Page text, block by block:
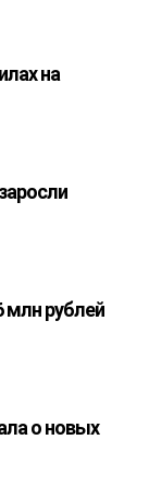
на
млн рублей
о новых